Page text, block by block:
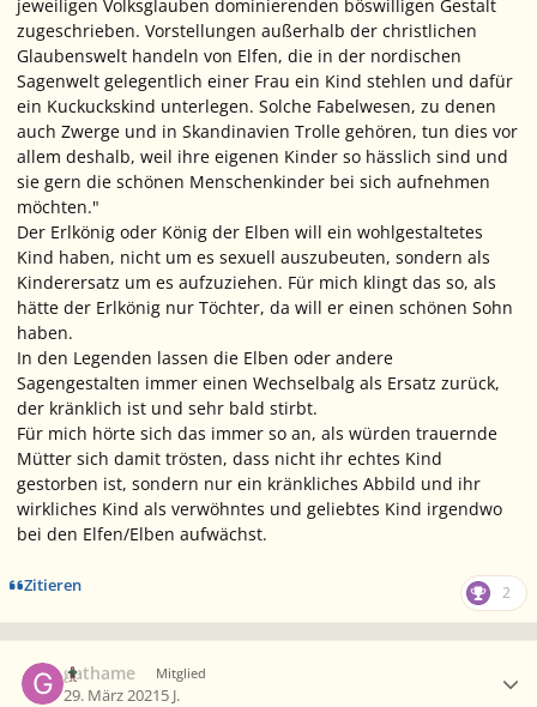
jeweiligen Volksglauben dominierenden böswilligen Gestalt
zugeschrieben. Vorstellungen außerhalb der christlichen
Glaubenswelt handeln von Elfen, die in der nordischen
Sagenwelt gelegentlich einer Frau ein Kind stehlen und dafür
ein Kuckuckskind unterlegen. Solche Fabelwesen, zu denen
auch Zwerge und in Skandinavien Trolle gehören, tun dies vor
allem deshalb, weil ihre eigenen Kinder so hässlich sind und
sie gern die schönen Menschenkinder bei sich aufnehmen
möchten."
Der Erlkönig oder König der Elben will ein wohlgestaltetes
Kind haben, nicht um es sexuell auszubeuten, sondern als
Kinderersatz um es aufzuziehen. Für mich klingt das so, als
hätte der Erlkönig nur Töchter, da will er einen schönen Sohn
haben.
In den Legenden lassen die Elben oder andere
Sagengestalten immer einen Wechselbalg als Ersatz zurück,
der kränklich ist und sehr bald stirbt.
Für mich hörte sich das immer so an, als würden trauernde
Mütter sich damit trösten, dass nicht ihr echtes Kind
gestorben ist, sondern nur ein kränkliches Abbild und ihr
wirkliches Kind als verwöhntes und geliebtes Kind irgendwo
bei den Elfen/Elben aufwächst.
Zitieren 2
gathame Mitglied
29. März 20215 J.